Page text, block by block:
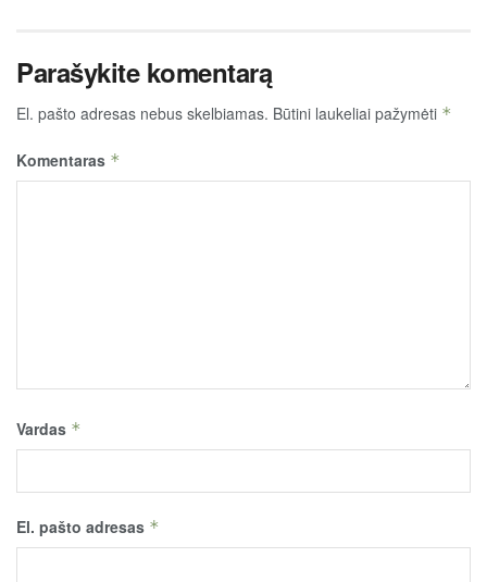
Parašykite komentarą
El. pašto adresas nebus skelbiamas. Būtini laukeliai pažymėti *
Komentaras *
Vardas *
El. pašto adresas *